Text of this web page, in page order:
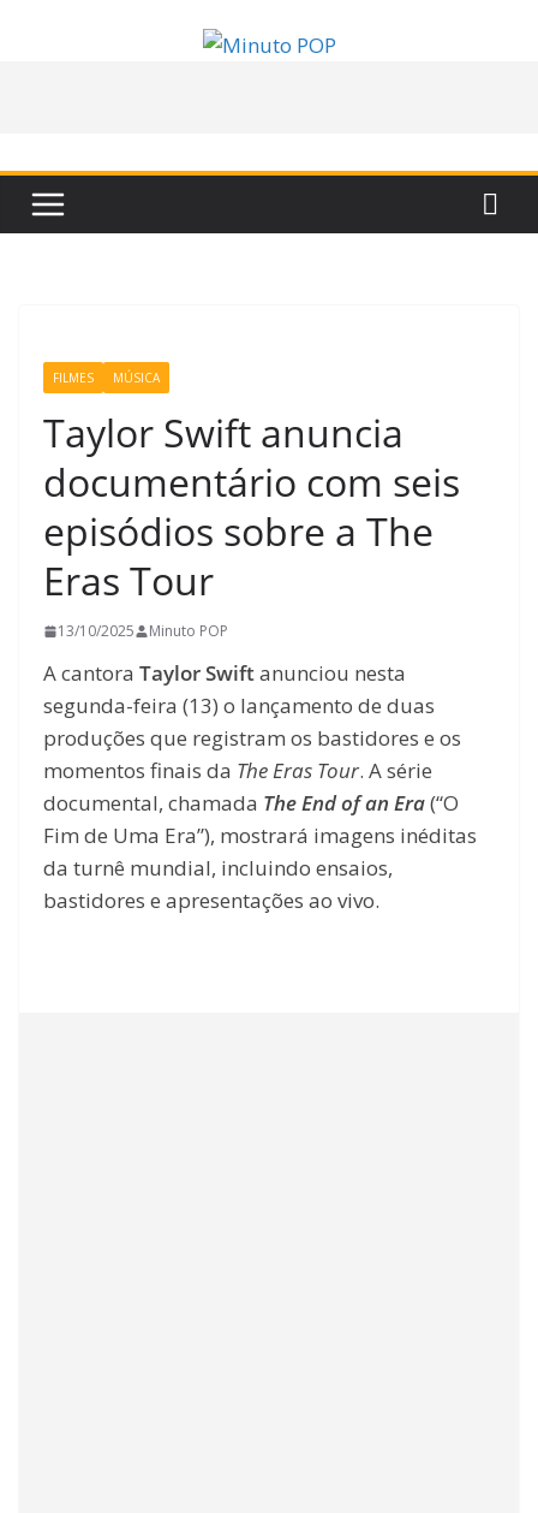
FILMES MÚSICA
Taylor Swift anuncia
documentário com seis
episódios sobre a The
Eras Tour
13/10/2025 Minuto POP
A cantora Taylor Swiftanunciou nesta
segunda-feira (13) o lançamento de duas
produções que registram os bastidores e os
momentos finais da The Eras Tour. A série
documental, chamada The End of an Era(“O
Fim de Uma Era”), mostrará imagens inéditas
da turnê mundial, incluindo ensaios,
bastidores e apresentações ao vivo.